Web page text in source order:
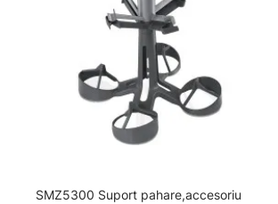
SMZ5300 Suport pahare,accesoriu